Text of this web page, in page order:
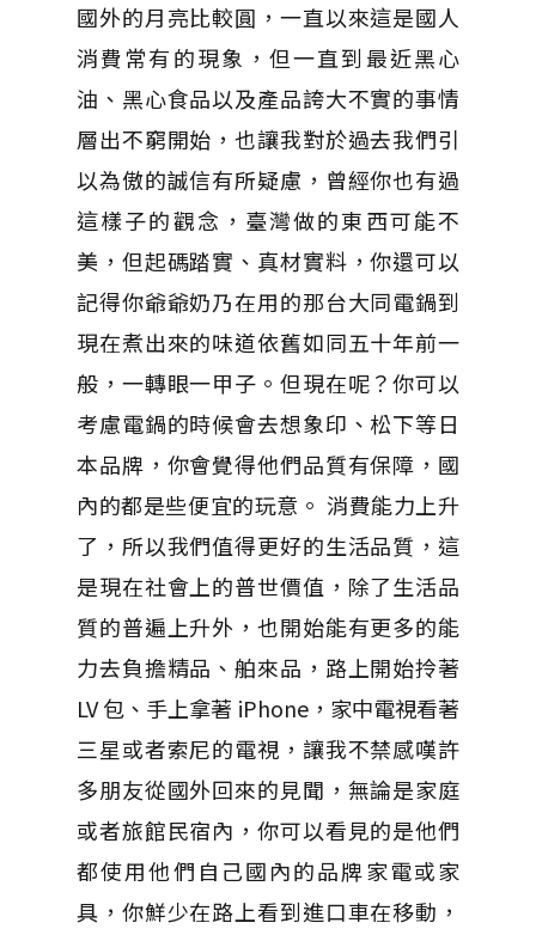
國外的月亮比較圓，一直以來這是國人
消費常有的現象，但一直到最近黑心
油、黑心食品以及產品誇大不實的事情
層出不窮開始，也讓我對於過去我們引
以為傲的誠信有所疑慮，曾經你也有過
這樣子的觀念，臺灣做的東西可能不
美，但起碼踏實、真材實料，你還可以
記得你爺爺奶乃在用的那台大同電鍋到
現在煮出來的味道依舊如同五十年前一
般，一轉眼一甲子。但現在呢？你可以
考慮電鍋的時候會去想象印、松下等日
本品牌，你會覺得他們品質有保障，國
內的都是些便宜的玩意。 消費能力上升
了，所以我們值得更好的生活品質，這
是現在社會上的普世價值，除了生活品
質的普遍上升外，也開始能有更多的能
力去負擔精品、舶來品，路上開始拎著
LV 包、手上拿著 iPhone，家中電視看著
三星或者索尼的電視，讓我不禁感嘆許
多朋友從國外回來的見聞，無論是家庭
或者旅館民宿內，你可以看見的是他們
都使用他們自己國內的品牌家電或家
具，你鮮少在路上看到進口車在移動，